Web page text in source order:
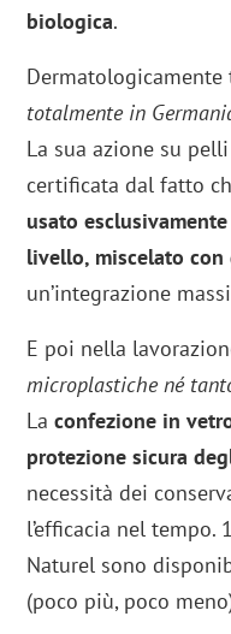
biologica.
totalmente in
La sua azione su
certificata dal fatto
usato
livello, miscelato
un’integrazione
E poi nella
microplastiche né
Laconfezione in
protezione sicura
necessità dei
l’efficacia nel
Naturel sono
(poco più, poco